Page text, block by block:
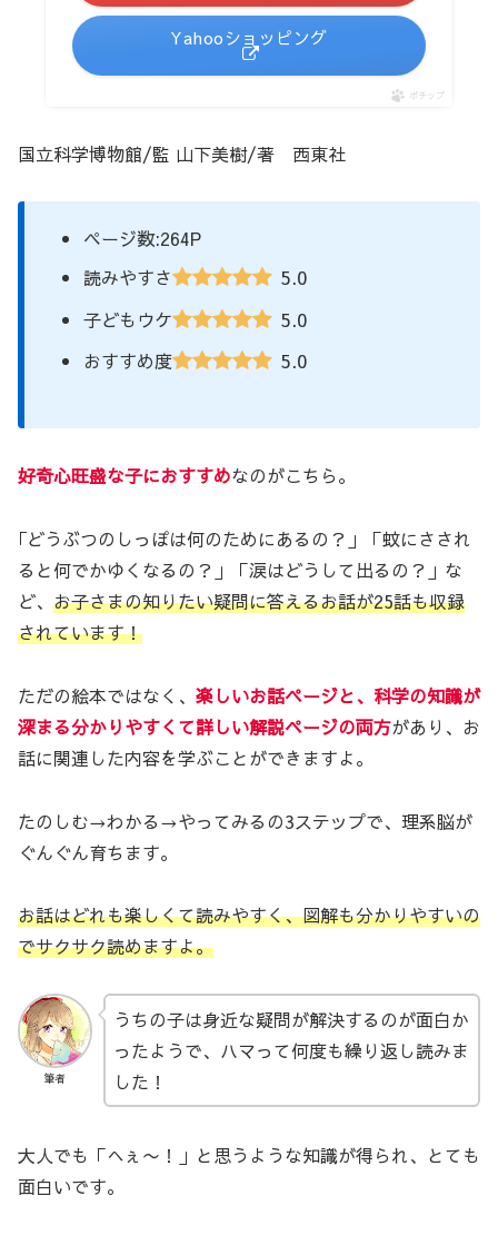
Yahooショッピング
ポチップ
国立科学博物館/監 山下美樹/著 西東社
ページ数:264P
読みやすさ
5.0
子どもウケ 5.0
おすすめ度 5.0
好奇心旺盛な子におすすめなのがこちら。
｢どうぶつのしっぽは何のためにあるの？」「蚊にさされ
ると何でかゆくなるの？」「涙はどうして出るの？」な
ど、 お子さまの知りたい疑問に答えるお話が25話も収録
されています！
ただの絵本ではなく、 楽しいお話ページと、科学の知識が
深まる分かりやすくて詳しい解説ページの両方があり、お
話に関連した内容を学ぶことができますよ。
たのしむ→わかる→やってみるの3ステップで、理系脳が
ぐんぐん育ちます。
お話はどれも楽しくて読みやすく、図解も分かりやすいの
でサクサク読めますよ。
筆者
うちの子は身近な疑問が解決するのが面白か
ったようで、ハマって何度も繰り返し読みま
した！
大人でも「へぇ〜！」と思うような知識が得られ、とても
面白いです。